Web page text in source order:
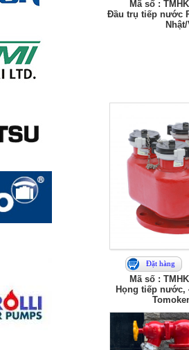
Mã số :
Đầu trụ tiếp nước
Đặt hàng
Mã số :
Họng tiếp nước,